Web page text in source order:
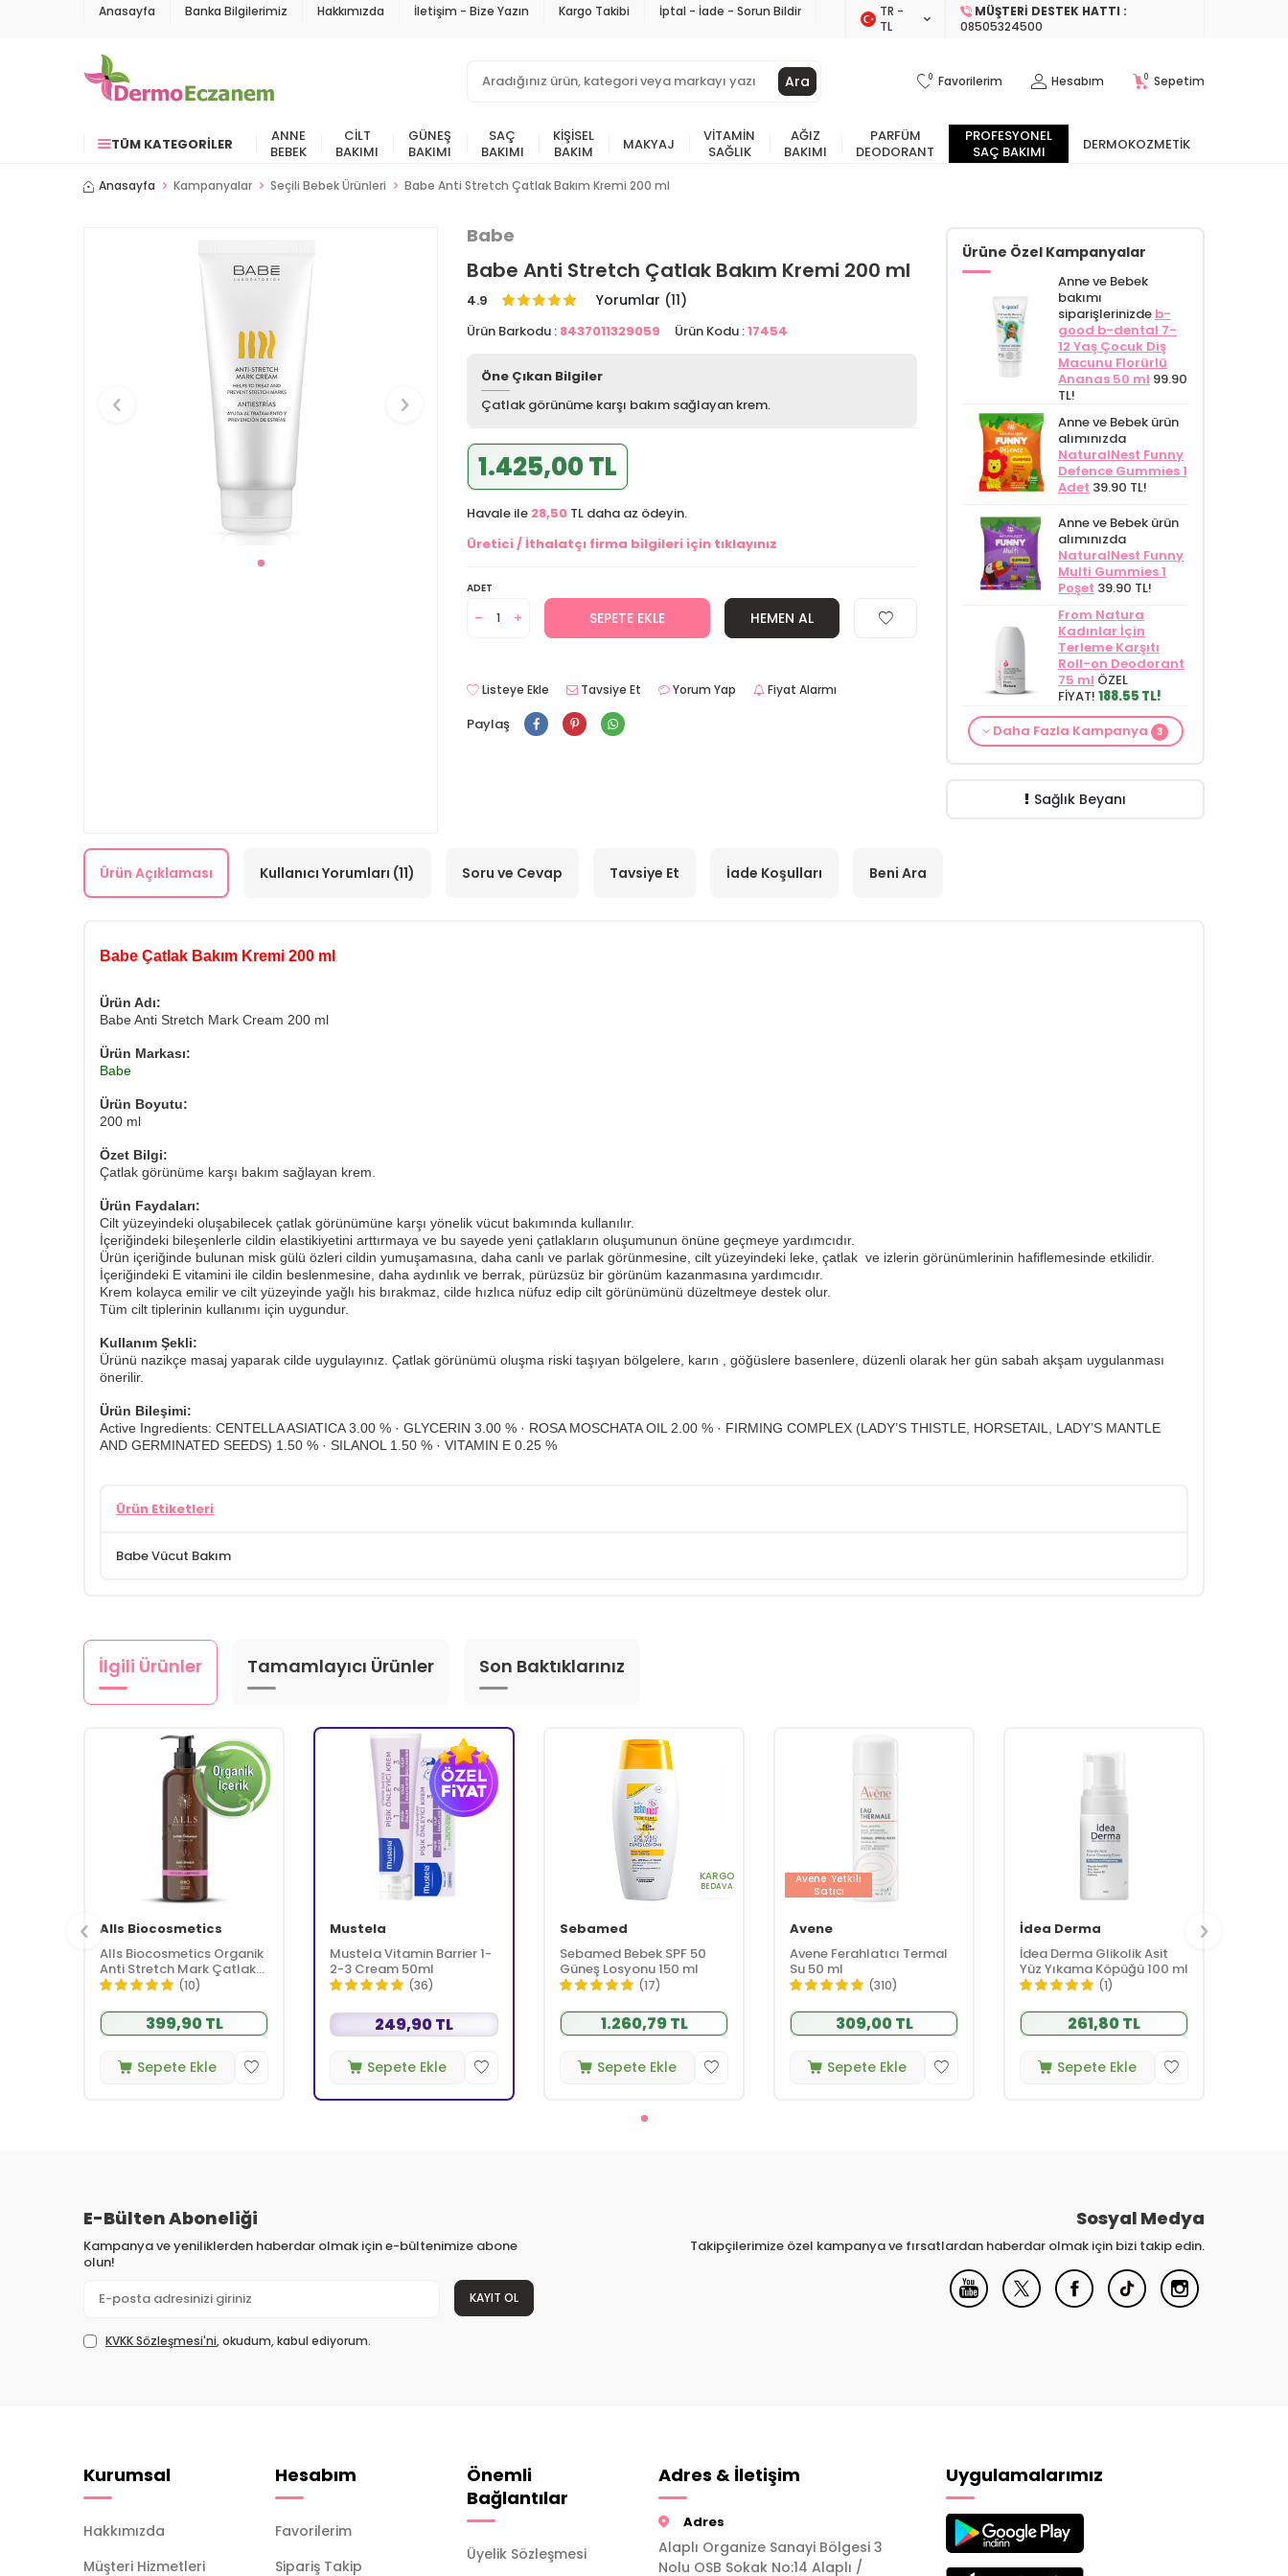
Anasayfa Banka Bilgilerimiz Hakkımızda İletişim - Bize Yazın Kargo Takibi İptal - İade - Sorun Bildir
TR −
TL
MÜŞTERI DESTEK HATTI :
08505324500
Ara 0 Favorilerim Hesabım 0 Sepetim
TÜM KATEGORILER
ANNE
BEBEK
CILT
BAKIMI
GÜNEŞ
BAKIMI
SAÇ
BAKIMI
KIŞISEL
BAKIM
MAKYAJ
VITAMIN
SAĞLIK
AĞIZ
BAKIMI
PARFÜM
DEODORANT
PROFESYONEL
SAÇ BAKIMI
DERMOKOZMETIK
Anasayfa Kampanyalar Seçili Bebek Ürünleri Babe Anti Stretch Çatlak Bakım Kremi 200 ml
Babe
Babe Anti Stretch Çatlak Bakım Kremi 200 ml
4.9 Yorumlar (11)
Ürün Barkodu : 8437011329059 Ürün Kodu :17454
Öne Çıkan Bilgiler
Çatlak görünüme karşı bakım sağlayan krem.
1.425,00 TL
Havale ile 28,50 TL daha az ödeyin.
Üretici / İthalatçı firma bilgileri için tıklayınız
ADET
SEPETE EKLE HEMEN AL
Listeye Ekle Tavsiye Et Yorum Yap Fiyat Alarmı
Paylaş
Ürüne Özel Kampanyalar
Anne ve Bebek
bakımı
siparişlerinizde b-
good b-dental 7-
12 Yaş Çocuk Diş
Macunu Florürlü
Ananas 50 ml 99.90
TL!
Anne ve Bebek ürün
alımınızda
NaturalNest Funny
Defence Gummies 1
Adet 39.90 TL!
Anne ve Bebek ürün
alımınızda
NaturalNest Funny
Multi Gummies 1
Poşet 39.90 TL!
From Natura
Kadınlar İçin
Terleme Karşıtı
Roll-on Deodorant
75 ml ÖZEL
FİYAT! 188.55 TL!
Alls Biocosmetics
Organik Anti
Stretch Mark
ml ÖZEL FİYAT
399.90 TL!
Çatlak Karşıtı Bakım
ürünü siparişinizde
EasyMom Omega 3
Edici Gıda 30 Adet
499.90 TL!
Anne ve Bebek bakımı
siparişlerinizdeCARINE
Daha Fazla Kampanya 3
Sağlık Beyanı
Ürün Açıklaması Kullanıcı Yorumları (11) Soru ve Cevap Tavsiye Et İade Koşulları Beni Ara
Babe Çatlak Bakım Kremi 200 ml
Ürün Adı:
Babe Anti Stretch Mark Cream 200 ml
Ürün Markası:
Babe
Ürün Boyutu:
200 ml
Özet Bilgi:
Çatlak görünüme karşı bakım sağlayan krem.
Ürün Faydaları:
Cilt yüzeyindeki oluşabilecek çatlak görünümüne karşı yönelik vücut bakımında kullanılır.
İçeriğindeki bileşenlerle cildin elastikiyetini arttırmaya ve bu sayede yeni çatlakların oluşumunun önüne geçmeye yardımcıdır.
Ürün içeriğinde bulunan misk gülü özleri cildin yumuşamasına, daha canlı ve parlak görünmesine, cilt yüzeyindeki leke, çatlak ve izlerin görünümlerinin hafiflemesinde etkilidir.
İçeriğindeki E vitamini ile cildin beslenmesine, daha aydınlık ve berrak, pürüzsüz bir görünüm kazanmasına yardımcıdır.
Krem kolayca emilir ve cilt yüzeyinde yağlı his bırakmaz, cilde hızlıca nüfuz edip cilt görünümünü düzeltmeye destek olur.
Tüm cilt tiplerinin kullanımı için uygundur.
Kullanım Şekli:
Ürünü nazikçe masaj yaparak cilde uygulayınız. Çatlak görünümü oluşma riski taşıyan bölgelere, karın , göğüslere basenlere, düzenli olarak her gün sabah akşam uygulanması
önerilir.
Ürün Bileşimi:
Active Ingredients: CENTELLA ASIATICA 3.00 % · GLYCERIN 3.00 % · ROSA MOSCHATA OIL 2.00 % · FIRMING COMPLEX (LADY’S THISTLE, HORSETAIL, LADY’S MANTLE
AND GERMINATED SEEDS) 1.50 % · SILANOL 1.50 % · VITAMIN E 0.25 %
Ürün Etiketleri
Babe Vücut Bakım
İlgili Ürünler Tamamlayıcı Ürünler Son Baktıklarınız
Alls Biocosmetics
Alls Biocosmetics Organik
Anti Stretch Mark Çatlak
Önlemeye Yardımcı Jel
(10)
399,90 TL
Sepete Ekle
Mustela
Mustela Vitamin Barrier 1-
2-3 Cream 50ml
(36)
249,90 TL
Sepete Ekle
KARGO
BEDAVA
Sebamed
Sebamed Bebek SPF 50
Güneş Losyonu 150 ml
(17)
1.260,79 TL
Sepete Ekle
Avene Yetkili
Satıcı
Avene
Avene Ferahlatıcı Termal
Su 50 ml
(310)
309,00 TL
Sepete Ekle
İdea Derma
İdea Derma Glikolik Asit
Yüz Yıkama Köpüğü 100 ml
(1)
261,80 TL
Sepete Ekle
E-Bülten Aboneliği
Kampanya ve yeniliklerden haberdar olmak için e-bültenimize abone
olun!
KAYIT OL
KVKK Sözleşmesi'ni, okudum, kabul ediyorum.
Sosyal Medya
Takipçilerimize özel kampanya ve fırsatlardan haberdar olmak için bizi takip edin.
Kurumsal
Hakkımızda
Müşteri Hizmetleri
Hesabım
Favorilerim
Sipariş Takip
Önemli
Bağlantılar
Üyelik Sözleşmesi
Adres & İletişim
Adres
Alaplı Organize Sanayi Bölgesi 3
Nolu OSB Sokak No:14 Alaplı /
Uygulamalarımız